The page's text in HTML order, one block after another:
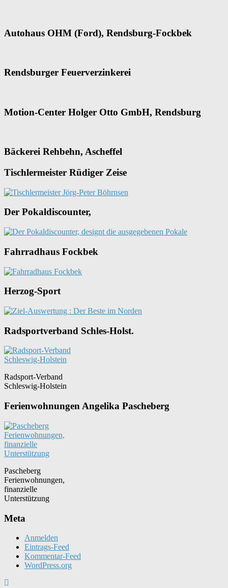
Autohaus OHM (Ford), Rendsburg-Fockbek
Rendsburger Feuerverzinkerei
Motion-Center Holger Otto GmbH, Rendsburg
Bäckerei Rehbehn, Ascheffel
Tischlermeister Rüdiger Zeise
Der Pokaldiscounter,
Fahrradhaus Fockbek
Herzog-Sport
Radsportverband Schles-Holst.
Radsport-Verband
Schleswig-Holstein
Ferienwohnungen Angelika Pascheberg
Pascheberg
Ferienwohnungen,
finanzielle
Unterstützung
Meta
Anmelden
Eintrags-Feed
Kommentar-Feed
WordPress.org